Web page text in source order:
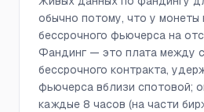
обычно потому, что у монеты
бессрочного фьючерса на
Фандинг — это плата между
бессрочного контракта,
фьючерса вблизи спотовой;
каждые 8 часов (на части